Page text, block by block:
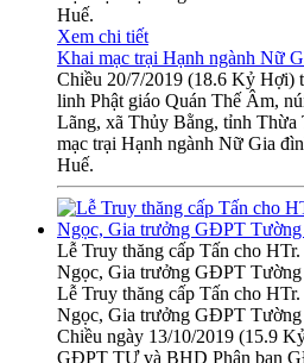
Huế.
Xem chi tiết
Khai mạc trại Hạnh ngành Nữ
Chiều 20/7/2019 (18.6 Kỷ Hợi)
linh Phật giáo Quán Thế Âm,
Lãng, xã Thủy Bằng, tỉnh Thừa
mạc trại Hạnh ngành Nữ Gia
Huế.
Lễ Truy thăng cấp Tấn cho
Ngọc, Gia trưởng GĐPT
Lễ Truy thăng cấp Tấn cho
Ngọc, Gia trưởng GĐPT
Chiều ngày 13/10/2019 (15.9
GĐPT TƯ và BHD Phân ban